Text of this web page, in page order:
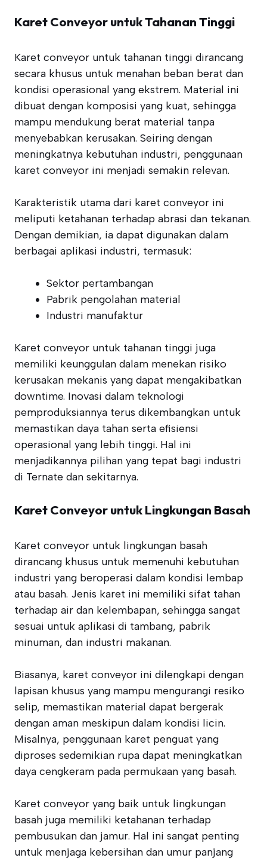
Karet Conveyor untuk Tahanan Tinggi
Karet conveyor untuk tahanan tinggi dirancang
secara khusus untuk menahan beban berat dan
kondisi operasional yang ekstrem. Material ini
dibuat dengan komposisi yang kuat, sehingga
mampu mendukung berat material tanpa
menyebabkan kerusakan. Seiring dengan
meningkatnya kebutuhan industri, penggunaan
karet conveyor ini menjadi semakin relevan.
Karakteristik utama dari karet conveyor ini
meliputi ketahanan terhadap abrasi dan tekanan.
Dengan demikian, ia dapat digunakan dalam
berbagai aplikasi industri, termasuk:
Sektor pertambangan
Pabrik pengolahan material
Industri manufaktur
Karet conveyor untuk tahanan tinggi juga
memiliki keunggulan dalam menekan risiko
kerusakan mekanis yang dapat mengakibatkan
downtime. Inovasi dalam teknologi
pemproduksiannya terus dikembangkan untuk
memastikan daya tahan serta efisiensi
operasional yang lebih tinggi. Hal ini
menjadikannya pilihan yang tepat bagi industri
di Ternate dan sekitarnya.
Karet Conveyor untuk Lingkungan Basah
Karet conveyor untuk lingkungan basah
dirancang khusus untuk memenuhi kebutuhan
industri yang beroperasi dalam kondisi lembap
atau basah. Jenis karet ini memiliki sifat tahan
terhadap air dan kelembapan, sehingga sangat
sesuai untuk aplikasi di tambang, pabrik
minuman, dan industri makanan.
Biasanya, karet conveyor ini dilengkapi dengan
lapisan khusus yang mampu mengurangi resiko
selip, memastikan material dapat bergerak
dengan aman meskipun dalam kondisi licin.
Misalnya, penggunaan karet penguat yang
diproses sedemikian rupa dapat meningkatkan
daya cengkeram pada permukaan yang basah.
Karet conveyor yang baik untuk lingkungan
basah juga memiliki ketahanan terhadap
pembusukan dan jamur. Hal ini sangat penting
untuk menjaga kebersihan dan umur panjang